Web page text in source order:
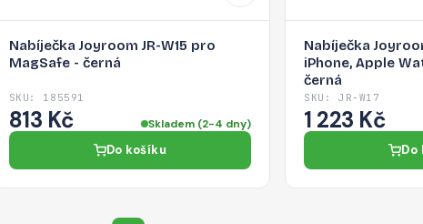
Nabíječka Joyroom JR-W15 pro
MagSafe - černá
SKU: 185591
813 Kč Skladem (2-4 dny)
Do košíku
Nabíječka
iPhone, Apple
černá
SKU: JR-W17
1 223 Kč
Do